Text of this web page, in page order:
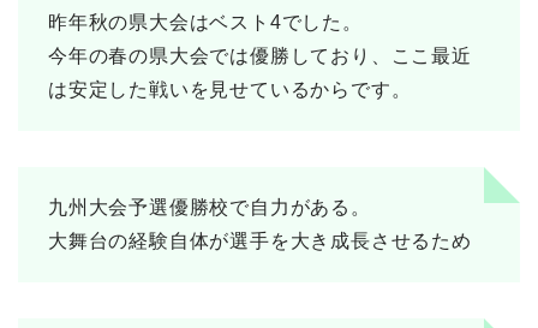
昨年秋の県大会はベスト4でした。
今年の春の県大会では優勝しており、ここ最近
は安定した戦いを見せているからです。
九州大会予選優勝校で自力がある。
大舞台の経験自体が選手を大き成長させるため